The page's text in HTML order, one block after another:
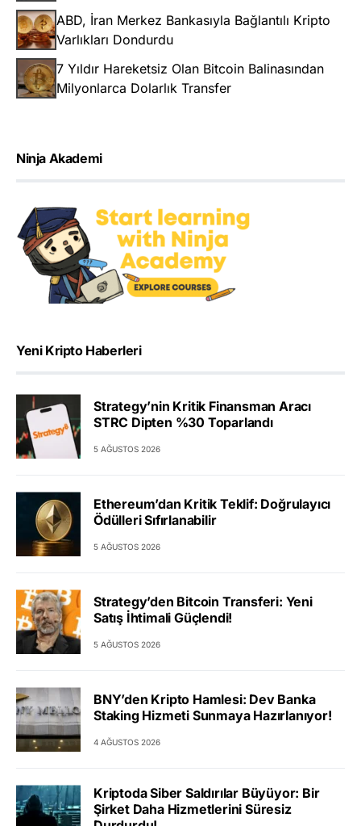
ABD, İran Merkez Bankasıyla Bağlantılı Kripto
Varlıkları Dondurdu
7 Yıldır Hareketsiz Olan Bitcoin Balinasından
Milyonlarca Dolarlık Transfer
Ninja Akademi
Yeni Kripto Haberleri
Strategy’nin Kritik Finansman Aracı
STRC Dipten %30 Toparlandı
5 AĞUSTOS 2026
Ethereum’dan Kritik Teklif: Doğrulayıcı
Ödülleri Sıfırlanabilir
5 AĞUSTOS 2026
Strategy’den Bitcoin Transferi: Yeni
Satış İhtimali Güçlendi!
5 AĞUSTOS 2026
BNY’den Kripto Hamlesi: Dev Banka
Staking Hizmeti Sunmaya Hazırlanıyor!
4 AĞUSTOS 2026
Kriptoda Siber Saldırılar Büyüyor: Bir
Şirket Daha Hizmetlerini Süresiz